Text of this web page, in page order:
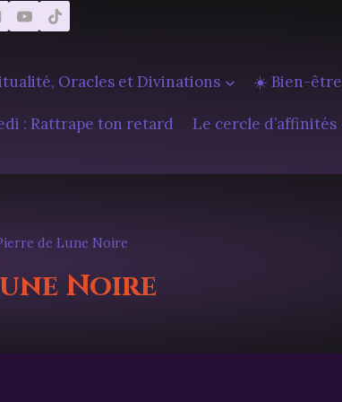
Oracles et Divinations ☀️ Bien-être
: Rattrape ton retard Le cercle d’affinités
de Lune Noire
Noire